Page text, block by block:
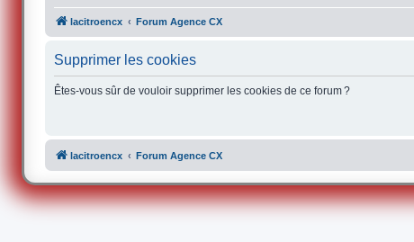
lacitroencx Forum Agence CX
Supprimer les cookies
Êtes-vous sûr de vouloir supprimer les cookies de ce forum ?
lacitroencx Forum Agence CX